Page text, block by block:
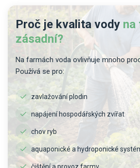
Proč je kvalita vody na
zásadní?
Na farmách voda ovlivňuje mnoho
Používá se pro:
zavlažování plodin
napájení hospodářských zvířat
chov ryb
aquaponické a hydroponické